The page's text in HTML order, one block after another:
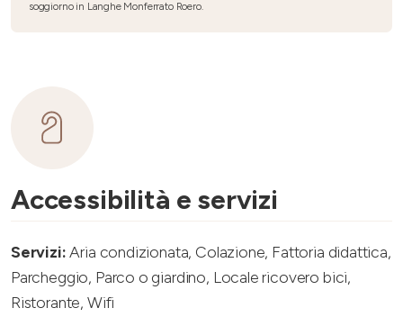
soggiorno in Langhe Monferrato Roero.
Accessibilità e servizi
Servizi:Aria condizionata, Colazione, Fattoria didattica,
Parcheggio, Parco o giardino, Locale ricovero bici,
Ristorante, Wifi